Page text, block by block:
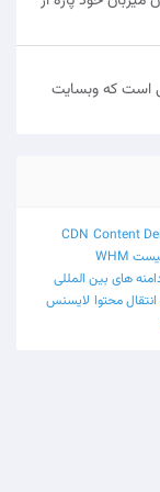
است که وبسایت
CDN Content
WHM
های بین المللی
محتوا لایسنس